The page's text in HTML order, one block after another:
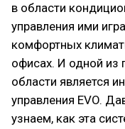
в области
управления ими
комфортных
офисах. И одной из
области является
управления EVO.
узнаем, как эта